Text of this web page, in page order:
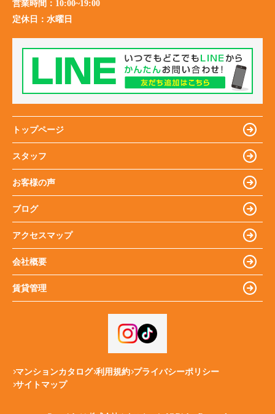
営業時間： 10:00~19:00
定休日： 水曜日
トップページ
スタッフ
お客様の声
ブログ
アクセスマップ
会社概要
賃貸管理
マンションカタログ 利用規約 プライバシーポリシー
サイトマップ